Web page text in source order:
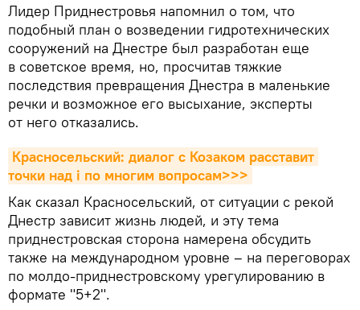
Лидер Приднестровья напомнил о том, что
подобный план о возведении гидротехнических
сооружений на Днестре был разработан еще
в советское время, но, просчитав тяжкие
последствия превращения Днестра в маленькие
речки и возможное его высыхание, эксперты
от него отказались.
Красносельский: диалог с Козаком расставит
точки над i по многим вопросам>>>
Как сказал Красносельский, от ситуации с рекой
Днестр зависит жизнь людей, и эту тема
приднестровская сторона намерена обсудить
также на международном уровне – на переговорах
по молдо-приднестровскому урегулированию в
формате "5+2".